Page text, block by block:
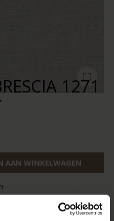
1271
AAN WINKELWAGEN